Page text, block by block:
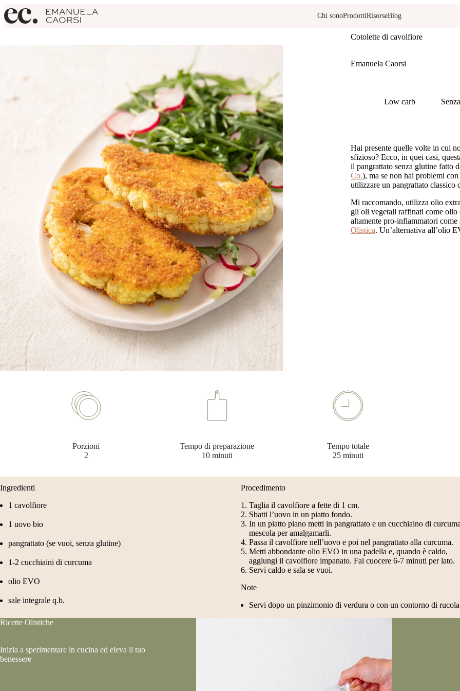
Chi sonoProdottiRisorseBlog
Cotolette di cavolfiore
Ricette
Scritto da
Emanuela Caorsi
Low carb
Hai presente quelle volte in cui
sfizioso? Ecco, in quei casi,
il pangrattato senza glutine fatto
Co.), ma se non hai problemi
utilizzare un pangrattato classico
Mi raccomando, utilizza olio
gli oli vegetali raffinati come olio
altamente pro-infiammatori come
Olistica. Un’alternativa all’olio
Porzioni
2
Tempo di preparazione
10 minuti
Tempo totale
25 minuti
Ingredienti
1 cavolfiore
1 uovo bio
pangrattato (se vuoi, senza glutine)
1-2 cucchiaini di curcuma
olio EVO
sale integrale q.b.
Procedimento
Taglia il cavolfiore a fette di 1 cm.
Sbatti l’uovo in un piatto fondo.
In un piatto piano metti in pangrattato e un cucchiaino di
mescola per amalgamarli.
Passa il cavolfiore nell’uovo e poi nel pangrattato alla curcuma.
Metti abbondante olio EVO in una padella e, quando è caldo,
aggiungi il cavolfiore impanato. Fai cuocere 6-7 minuti per lato.
Servi caldo e sala se vuoi.
Note
Servi dopo un pinzimonio di verdura o con un contorno di
Ricette Olistiche
Inizia a sperimentare in cucina ed eleva il tuo
benessere